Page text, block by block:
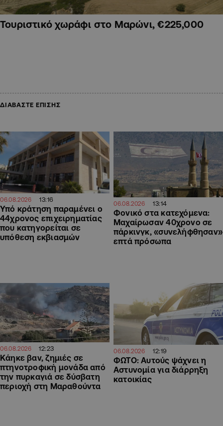
Τουριστικό χωράφι στο Μαρώνι, €225,000
ΔΙΑΒΑΣΤΕ ΕΠΙΣΗΣ
06.08.2026 13:16
Υπό κράτηση παραμένει ο
44χρονος επιχειρηματίας
που κατηγορείται σε
υπόθεση εκβιασμών
06.08.2026 13:14
Φονικό στα κατεχόμενα:
Μαχαίρωσαν 40χρονο σε
πάρκινγκ, «συνελήφθησαν»
επτά πρόσωπα
06.08.2026 12:23
Κάηκε βαν, ζημιές σε
πτηνοτροφική μονάδα από
την πυρκαγιά σε δύσβατη
περιοχή στη Μαραθούντα
06.08.2026 12:19
ΦΩΤΟ: Αυτούς ψάχνει η
Αστυνομία για διάρρηξη
κατοικίας